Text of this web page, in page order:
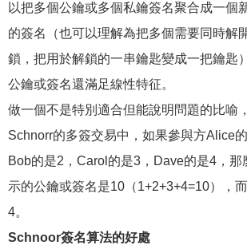
以把多個公鑰或多個私鑰簽名聚合成一個
的簽名（也可以理解為把多個需要同時解
鎖，把用於解鎖的一串鑰匙變成一把鑰匙
公鑰或簽名還滿足線性特征。
做一個不是特別適合但能說明問題的比喻
Schnorr的多簽交易中，如果參與方Alice
Bob的是2，Carol的是3，Dave的是4，那
示的公鑰或簽名是10（1+2+3+4=10），
4。
Schnoor簽名算法的好處